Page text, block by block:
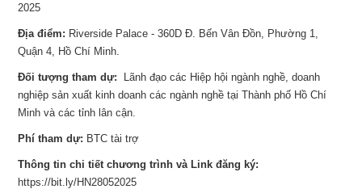
2025
Địa điểm: Riverside Palace - 360D Đ. Bến Vân Đồn, Phường 1,
Quận 4, Hồ Chí Minh.
Đối tượng tham dự: Lãnh đạo các Hiệp hội ngành nghề, doanh
nghiệp sản xuất kinh doanh các ngành nghề tại Thành phố Hồ Chí
Minh và các tỉnh lân cận.
Phí tham dự: BTC tài trợ
Thông tin chi tiết chương trình và Link đăng ký:
https://bit.ly/HN28052025